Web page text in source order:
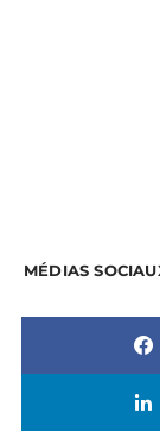
MÉDIAS